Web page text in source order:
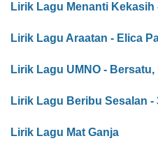
Lirik Lagu Menanti Kekasih
Lirik Lagu Araatan - Elica
Lirik Lagu UMNO -
Lirik Lagu Beribu Sesalan -
Lirik Lagu Mat Ganja